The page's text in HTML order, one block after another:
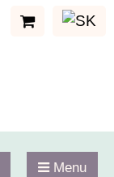
Menu